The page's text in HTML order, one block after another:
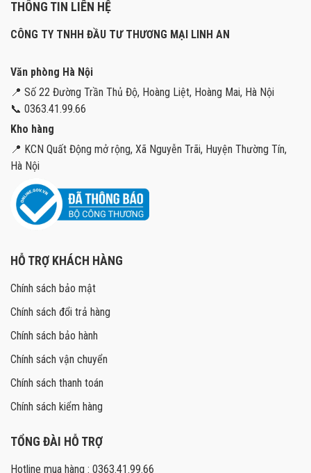
THÔNG TIN LIÊN HỆ
CÔNG TY TNHH ĐẦU TƯ THƯƠNG MẠI LINH AN
Văn phòng Hà Nội
📍 Số 22 Đường Trần Thủ Độ, Hoàng Liệt, Hoàng Mai, Hà Nội
📞 0363.41.99.66
Kho hàng
📍 KCN Quất Động mở rộng, Xã Nguyễn Trãi, Huyện Thường Tín,
Hà Nội
HỖ TRỢ KHÁCH HÀNG
Chính sách bảo mật
Chính sách đổi trả hàng
Chính sách bảo hành
Chính sách vận chuyển
Chính sách thanh toán
Chính sách kiểm hàng
TỔNG ĐÀI HỖ TRỢ
Hotline mua hàng : 0363.41.99.66